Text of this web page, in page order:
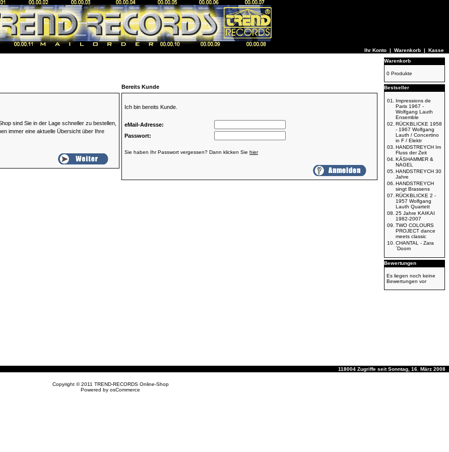
Ihr Konto | Warenkorb | Kasse
Bereits Kunde
sind Sie in der Lage schneller zu bestellen,
immer eine aktuelle Übersicht über Ihre
Ich bin bereits Kunde.
eMail-Adresse:
Passwort:
Sie haben Ihr Passwort vergessen? Dann klicken Sie hier
Warenkorb
0 Produkte
Bestseller
01.
Impressions de
Paris 1967 -
Wolfgang Lauth
Ensemble
02. RÜCKBLICKE 1958
- 1967 Wolfgang
Lauth / Concertino
in F / Elektr
03. HANDSTREYCH Im
Fluss der Zeit
04. KÄSHAMMER &
NAGEL
05. HANDSTREYCH 30
Jahre
06. HANDSTREYCH
singt Brassens
07. RÜCKBLICKE 2 -
1957 Wolfgang
Lauth Quartett
08. 25 Jahre KAIKAI
1982-2007
09. TWO COLOURS
PROJECT dance
meets classic
10. CHANTAL - Zara
´Doom
Bewertungen
Es liegen noch keine
Bewertungen vor
118004 Zugriffe seit Sonntag, 16. März 2008
Copyright © 2011 TREND-RECORDS Online-Shop
Powered by osCommerce